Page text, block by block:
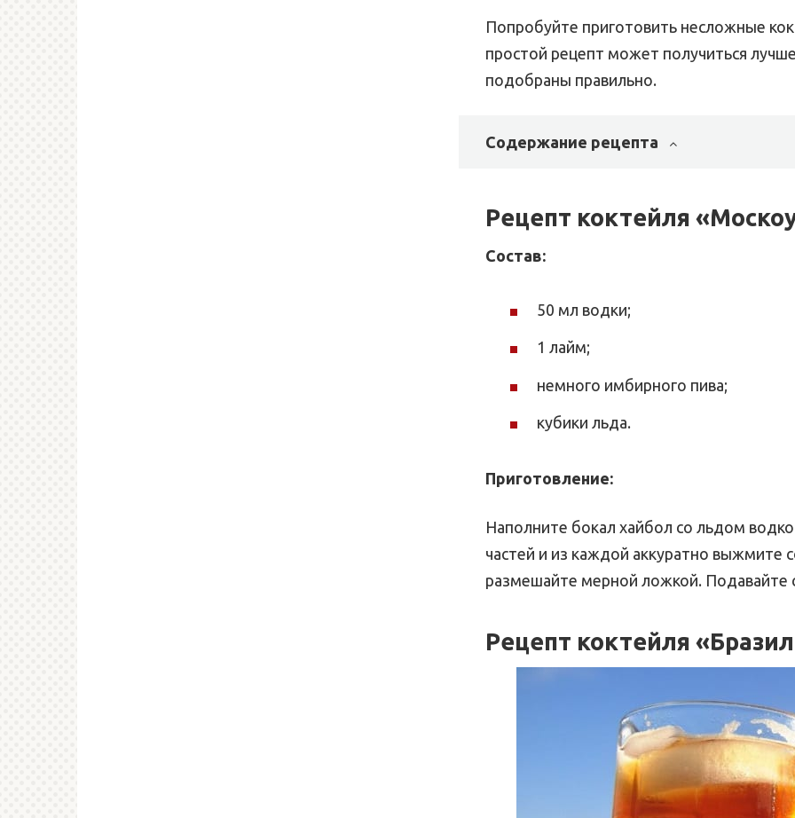
Попробуйте приготовить несложные
простой рецепт может получиться
подобраны правильно.
Содержание рецепта
Рецепт коктейля
Состав:
50 мл водки;
1 лайм;
немного имбирного пива;
кубики льда.
Приготовление:
Наполните бокал хайбол со льдом
частей и из каждой аккуратно выжмите
размешайте мерной ложкой. Подавайте
Рецепт коктейля